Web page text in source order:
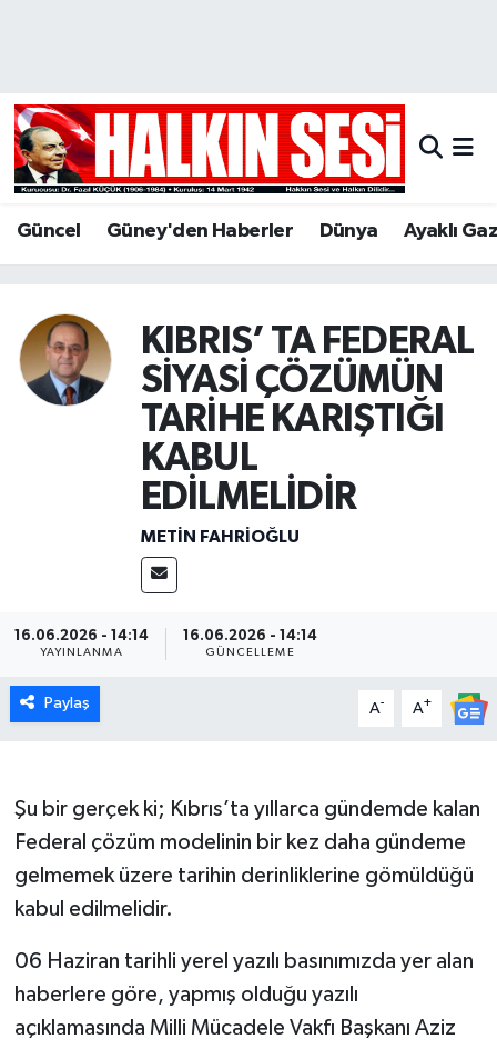
Güncel Güney'den Haberler Dünya Ayaklı
KIBRIS’ TA FEDERAL
SİYASİ ÇÖZÜMÜN
TARİHE KARIŞTIĞI
KABUL
EDİLMELİDİR
METIN FAHRİOĞLU
16.06.2026 - 14:14
YAYINLANMA
16.06.2026 - 14:14
GÜNCELLEME
Paylaş A- A+
Şu bir gerçek ki; Kıbrıs’ta yıllarca gündemde kalan
Federal çözüm modelinin bir kez daha gündeme
gelmemek üzere tarihin derinliklerine gömüldüğü
kabul edilmelidir.
06 Haziran tarihli yerel yazılı basınımızda yer alan
haberlere göre, yapmış olduğu yazılı
açıklamasında Milli Mücadele Vakfı Başkanı Aziz
Hava Durumu
Trafik Durumu
Tüm Manşetler
Son Dakika Haberleri
Haber Arşivi